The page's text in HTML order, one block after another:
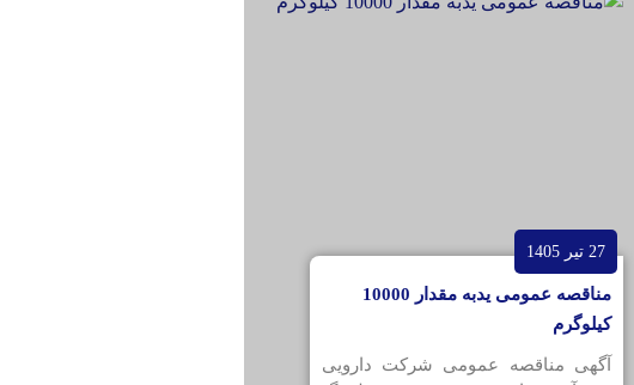
27 تیر 1405
مناقصه عمومی یدبه مقدار 10000
کیلوگرم
آگهی مناقصه عمومی شرکت دارویی